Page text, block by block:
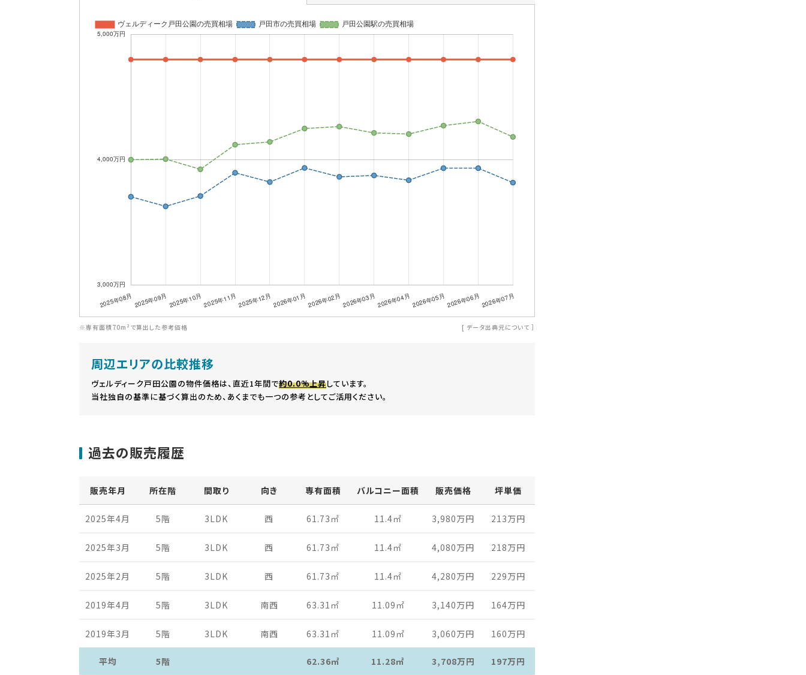
※専有面積70m²で算出した参考価格 [ データ出典元について ］
周辺エリアの比較推移
ヴェルディーク戸田公園の物件価格は、直近1年間で約0.0%上昇しています。
当社独自の基準に基づく算出のため、あくまでも一つの参考としてご活用ください。
過去の販売履歴
販売年月 所在階 間取り 向き 専有面積 バルコニー面積 販売価格 坪単価
2025年4月 5階 3LDK 西 61.73 ㎡ 11.4㎡ 3,980万円 213万円
2025年3月 5階 3LDK 西 61.73 ㎡ 11.4㎡ 4,080万円 218万円
2025年2月 5階 3LDK 西 61.73 ㎡ 11.4㎡ 4,280万円 229万円
2019年4月 5階 3LDK 南西 63.31 ㎡ 11.09 ㎡ 3,140万円 164万円
2019年3月 5階 3LDK 南西 63.31 ㎡ 11.09 ㎡ 3,060万円 160万円
平均 5階 62.36㎡ 11.28㎡ 3,708万円 197万円